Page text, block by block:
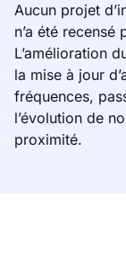
Aucun projet
n’a été
L’amélioration
la mise à jour
fréquences,
l’évolution de
proximité.